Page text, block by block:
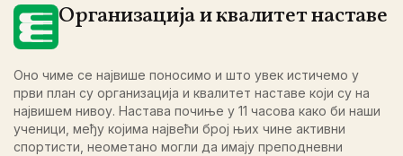
Организација и квалитет наставе
Оно чиме се највише поносимо и што увек истичемо у
први план су организација и квалитет наставе који су на
највишем нивоу. Настава почиње у 11 часова како би наши
ученици, међу којима највећи број њих чине активни
спортисти, неометано могли да имају преподневни